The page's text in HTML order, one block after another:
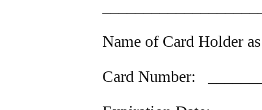
Name of Card Holder
Card Number: